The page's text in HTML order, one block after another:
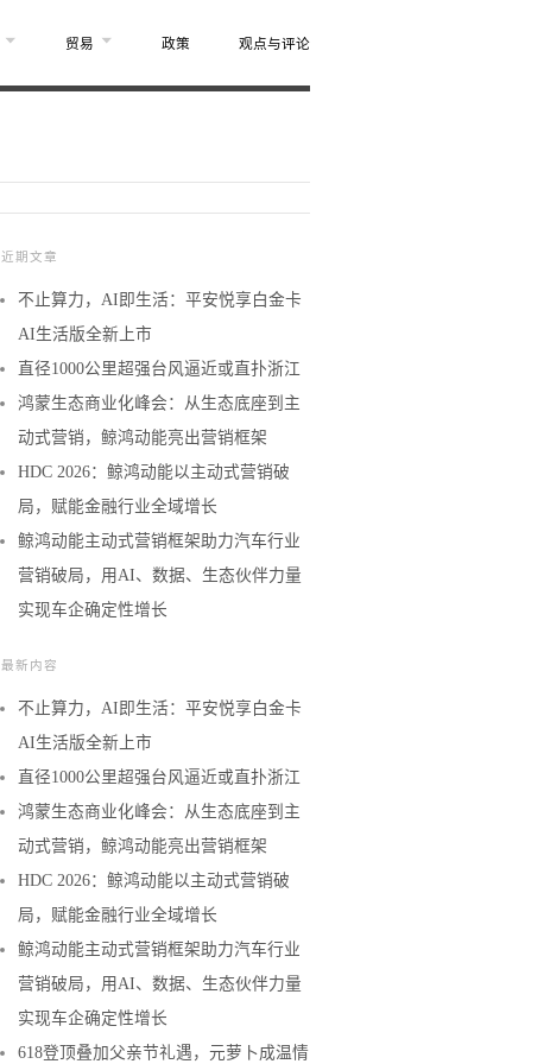
贸易 政策 观点与评论
近期文章
不止算力，AI即生活：平安悦享白金卡
AI生活版全新上市
直径1000公里超强台风逼近或直扑浙江
鸿蒙生态商业化峰会：从生态底座到主
动式营销，鲸鸿动能亮出营销框架
HDC 2026：鲸鸿动能以主动式营销破
局，赋能金融行业全域增长
鲸鸿动能主动式营销框架助力汽车行业
营销破局，用AI、数据、生态伙伴力量
实现车企确定性增长
最新内容
不止算力，AI即生活：平安悦享白金卡
AI生活版全新上市
直径1000公里超强台风逼近或直扑浙江
鸿蒙生态商业化峰会：从生态底座到主
动式营销，鲸鸿动能亮出营销框架
HDC 2026：鲸鸿动能以主动式营销破
局，赋能金融行业全域增长
鲸鸿动能主动式营销框架助力汽车行业
营销破局，用AI、数据、生态伙伴力量
实现车企确定性增长
618登顶叠加父亲节礼遇，元萝卜成温情